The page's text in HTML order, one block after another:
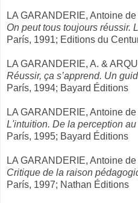
LA GARANDERIE, Antoine
On peut tous toujours réussir.
París, 1991; Editions du
LA GARANDERIE, A. &
Réussir, ça s’apprend. Un
París, 1994; Bayard Éditions
LA GARANDERIE, Antoine
L'intuition. De la perception
París, 1995; Bayard Éditions
LA GARANDERIE, Antoine
Critique de la raison
París, 1997; Nathan Éditions